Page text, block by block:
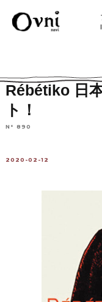
Rébétiko 日
ト！
N° 890
2020-02-12